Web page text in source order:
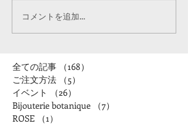
コメントを追加…
全ての記事 （168）
ご注文方法
（5）
イベント
（26）
Bijouterie botanique
（7）
ROSE
（1）